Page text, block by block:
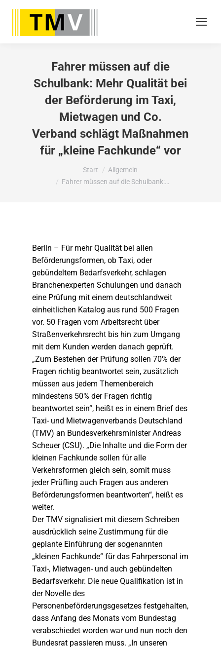
Fahrer müssen auf die
Schulbank: Mehr Qualität bei
der Beförderung im Taxi,
Mietwagen und Co.
Verband schlägt Maßnahmen
für „kleine Fachkunde“ vor
Sie befinden sich hier:
Start
Allgemein
Fahrer müssen auf die Schulbank:…
Berlin – Für mehr Qualität bei allen
Beförderungsformen, ob Taxi, oder
gebündeltem Bedarfsverkehr, schlagen
Branchenexperten Schulungen und danach
eine Prüfung mit einem deutschlandweit
einheitlichen Katalog aus rund 500 Fragen
vor. 50 Fragen vom Arbeitsrecht über
Straßenverkehrsrecht bis hin zum Umgang
mit dem Kunden werden danach geprüft.
„Zum Bestehen der Prüfung sollen 70% der
Fragen richtig beantwortet sein, zusätzlich
müssen aus jedem Themenbereich
mindestens 50% der Fragen richtig
beantwortet sein“, heißt es in einem Brief des
Taxi- und Mietwagenverbands Deutschland
(TMV) an Bundesverkehrsminister Andreas
Scheuer (CSU). „Die Inhalte und die Form der
kleinen Fachkunde sollen für alle
Verkehrsformen gleich sein, somit muss
jeder Prüfling auch Fragen aus anderen
Beförderungsformen beantworten“, heißt es
weiter.
Der TMV signalisiert mit diesem Schreiben
ausdrücklich seine Zustimmung für die
geplante Einführung der sogenannten
„kleinen Fachkunde“ für das Fahrpersonal im
Taxi-, Mietwagen- und auch gebündelten
Bedarfsverkehr. Die neue Qualifikation ist in
der Novelle des
Personenbeförderungsgesetzes festgehalten,
dass Anfang des Monats vom Bundestag
verabschiedet worden war und nun noch den
Bundesrat passieren muss. „In unseren